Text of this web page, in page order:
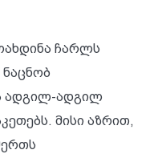
ჩარლს
ადგილ-ადგილ
მისი აზრით,